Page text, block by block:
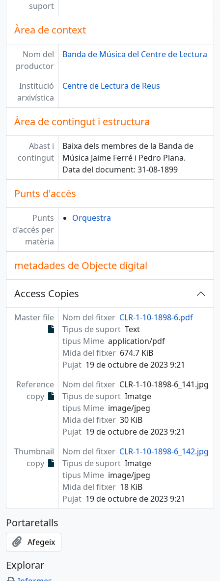
suport
Àrea de context
Nom del
productor
Banda de Música del Centre de Lectura
Institució
arxivística
Centre de Lectura de Reus
Àrea de contingut i estructura
Abast i
contingut
Baixa dels membres de la Banda de
Música Jaime Ferré i Pedro Plana.
Data del document: 31-08-1899
Punts d'accés
Punts
d'accés per
matèria
Orquestra
metadades de Objecte digital
Access Copies
Master file Nom del fitxer CLR-1-10-1898-6.pdf
Tipus de suport Text
tipus Mime application/pdf
Mida del fitxer 674.7 KiB
Pujat 19 de octubre de 2023 9:21
Reference
copy
Nom del fitxer CLR-1-10-1898-6_141.jpg
Tipus de suport Imatge
tipus Mime image/jpeg
Mida del fitxer 30 KiB
Pujat 19 de octubre de 2023 9:21
Thumbnail
copy
Nom del fitxer CLR-1-10-1898-6_142.jpg
Tipus de suport Imatge
tipus Mime image/jpeg
Mida del fitxer 18 KiB
Pujat 19 de octubre de 2023 9:21
Portaretalls
Afegeix
Explorar